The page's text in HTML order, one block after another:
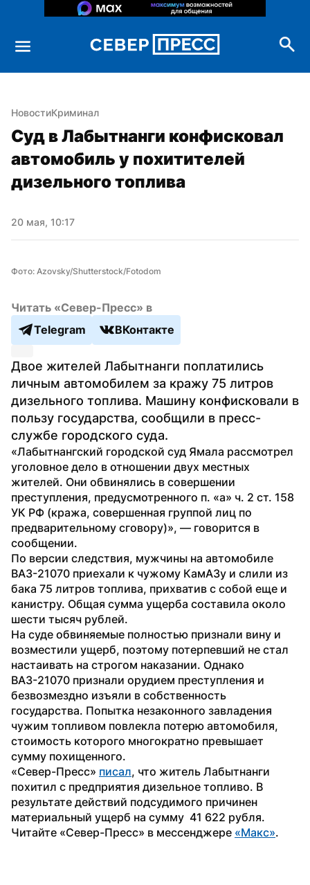
НовостиКриминал
Суд в Лабытнанги конфисковал
автомобиль у похитителей
дизельного топлива
20 мая, 10:17
Фото: Azovsky/Shutterstock/Fotodom
Читать «Север-Пресс» в
Telegram
ВКонтакте
Двое жителей Лабытнанги поплатились
личным автомобилем за кражу 75 литров
дизельного топлива. Машину конфисковали в
пользу государства, сообщили в пресс-
службе городского суда.
«Лабытнангский городской суд Ямала рассмотрел
уголовное дело в отношении двух местных
жителей. Они обвинялись в совершении
преступления, предусмотренного п. «а» ч. 2 ст. 158
УК РФ (кража, совершенная группой лиц по
предварительному сговору)», — говорится в
сообщении.
По версии следствия, мужчины на автомобиле
ВАЗ-21070 приехали к чужому КамАЗу и слили из
бака 75 литров топлива, прихватив с собой еще и
канистру. Общая сумма ущерба составила около
шести тысяч рублей.
На суде обвиняемые полностью признали вину и
возместили ущерб, поэтому потерпевший не стал
настаивать на строгом наказании. Однако
ВАЗ-21070 признали орудием преступления и
безвозмездно изъяли в собственность
государства. Попытка незаконного завладения
чужим топливом повлекла потерю автомобиля,
стоимость которого многократно превышает
сумму похищенного.
«Север-Пресс» писал, что житель Лабытнанги
похитил с предприятия дизельное топливо. В
результате действий подсудимого причинен
материальный ущерб на сумму  41 622 рубля.
Читайте «Север-Пресс» в мессенджере «Макс».